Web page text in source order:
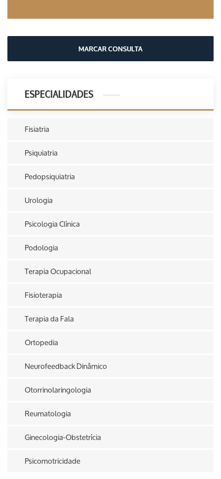
MARCAR CONSULTA
ESPECIALIDADES
Fisiatria
Psiquiatria
Pedopsiquiatria
Urologia
Psicologia Clínica
Podologia
Terapia Ocupacional
Fisioterapia
Terapia da Fala
Ortopedia
Neurofeedback Dinâmico
Otorrinolaringologia
Reumatologia
Ginecologia-Obstetrícia
Psicomotricidade